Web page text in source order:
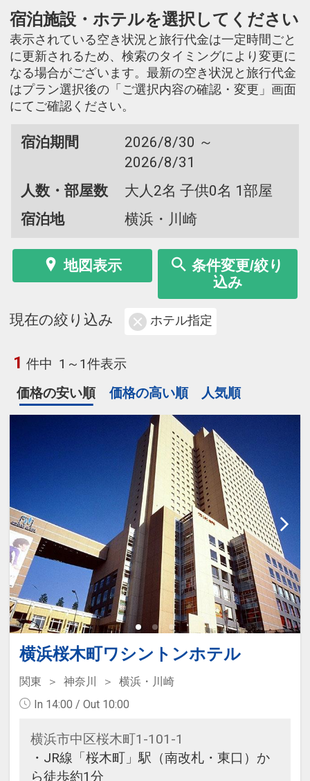
宿泊施設・ホテルを選択してください
表示されている空き状況と旅行代金は一定時間ごと
に更新されるため、検索のタイミングにより変更に
なる場合がございます。最新の空き状況と旅行代金
はプラン選択後の「ご選択内容の確認・変更」画面
にてご確認ください。
宿泊期間
2026/8/30 ～
2026/8/31
人数・部屋数
大人2名 子供0名 1部屋
宿泊地
横浜・川崎
地図表示
条件変更/絞り
込み
現在の絞り込み ホテル指定
1 件中 1～1件表示
価格の安い順
価格の高い順 人気順
横浜桜木町ワシントンホテル
関東 神奈川
横浜・川崎
In 14:00 / Out 10:00
横浜市中区桜木町1-101-1
・JR線「桜木町」駅（南改札・東口）か
ら徒歩約1分